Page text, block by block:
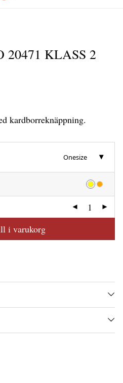
20471 KLASS 2
kardborreknäppning.
Onesize
i varukorg